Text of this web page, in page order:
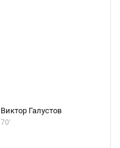
Виктор Галустов
70'